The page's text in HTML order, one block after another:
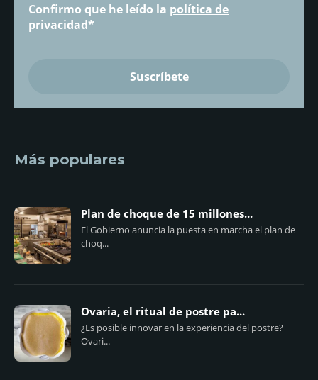
Confirmo que he leído la política de
privacidad*
Más populares
Plan de choque de 15 millones...
El Gobierno anuncia la puesta en marcha el plan de
choq...
Ovaria, el ritual de postre pa...
¿Es posible innovar en la experiencia del postre?
Ovari...